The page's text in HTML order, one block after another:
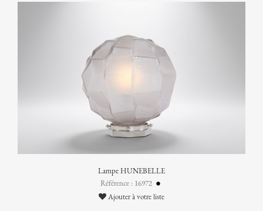
Lampe HUNEBELLE
Référence : 16972
Ajouter à votre liste